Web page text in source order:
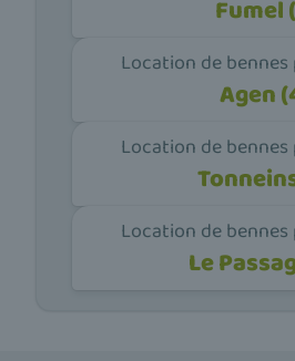
Fumel
Location de
Agen
Location de
Location de
Le